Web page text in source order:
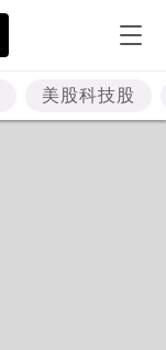
美股科技股